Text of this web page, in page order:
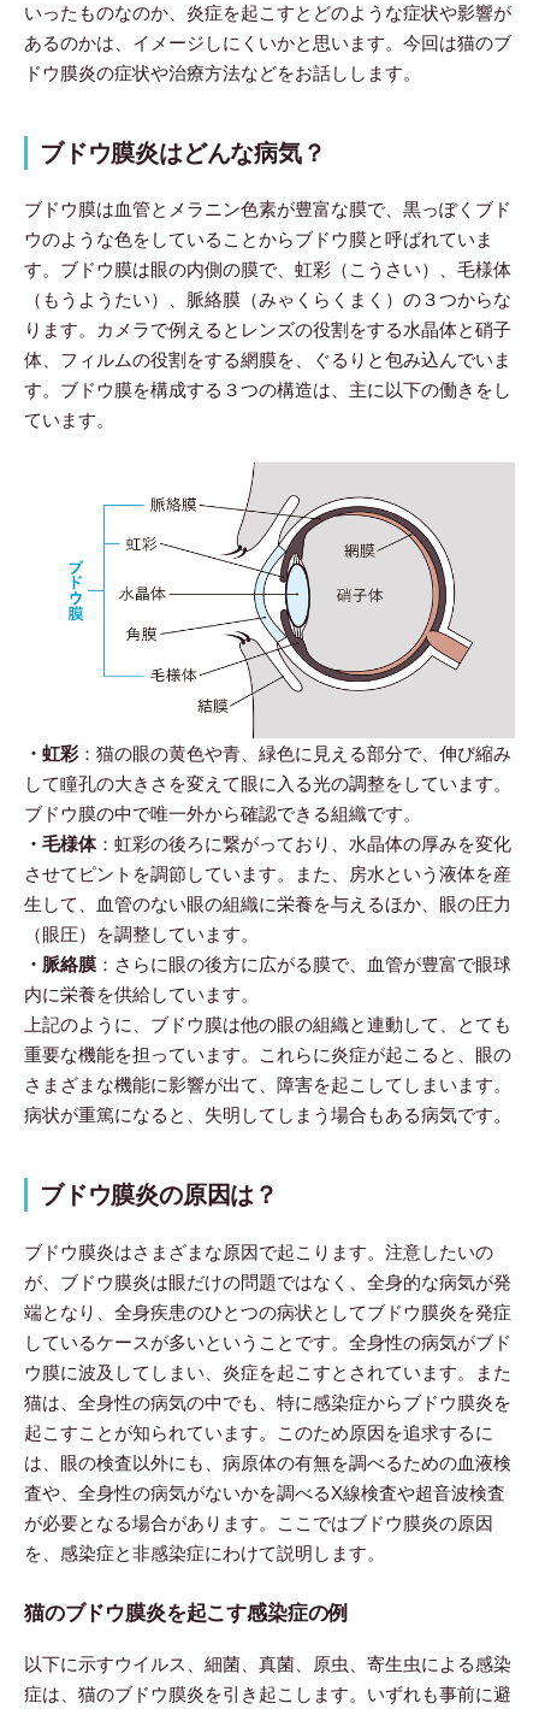
いったものなのか、炎症を起こすとどのような症状や影響が
あるのかは、イメージしにくいかと思います。今回は猫のブ
ドウ膜炎の症状や治療方法などをお話しします。
ブドウ膜炎はどんな病気？
ブドウ膜は血管とメラニン色素が豊富な膜で、黒っぽくブド
ウのような色をしていることからブドウ膜と呼ばれていま
す。ブドウ膜は眼の内側の膜で、虹彩（こうさい）、毛様体
（もうようたい）、脈絡膜（みゃくらくまく）の３つからな
ります。カメラで例えるとレンズの役割をする水晶体と硝子
体、フィルムの役割をする網膜を、ぐるりと包み込んでいま
す。ブドウ膜を構成する３つの構造は、主に以下の働きをし
ています。
・虹彩 ：猫の眼の黄色や青、緑色に見える部分で、伸び縮み
して瞳孔の大きさを変えて眼に入る光の調整をしています。
ブドウ膜の中で唯一外から確認できる組織です。
・毛様体：虹彩の後ろに繋がっており、水晶体の厚みを変化
させてピントを調節しています。また、房水という液体を産
生して、血管のない眼の組織に栄養を与えるほか、眼の圧力
（眼圧）を調整しています。
・脈絡膜 ：さらに眼の後方に広がる膜で、血管が豊富で眼球
内に栄養を供給しています。
上記のように、ブドウ膜は他の眼の組織と連動して、とても
重要な機能を担っています。これらに炎症が起こると、眼の
さまざまな機能に影響が出て、障害を起こしてしまいます。
病状が重篤になると、失明してしまう場合もある病気です。
ブドウ膜炎の原因は？
ブドウ膜炎はさまざまな原因で起こります。注意したいの
が、ブドウ膜炎は眼だけの問題ではなく、全身的な病気が発
端となり、全身疾患のひとつの病状としてブドウ膜炎を発症
しているケースが多いということです。全身性の病気がブド
ウ膜に波及してしまい、炎症を起こすとされています。また
猫は、全身性の病気の中でも、特に感染症からブドウ膜炎を
起こすことが知られています。このため原因を追求するに
は、眼の検査以外にも、病原体の有無を調べるための血液検
査や、全身性の病気がないかを調べるX線検査や超音波検査
が必要となる場合があります。ここではブドウ膜炎の原因
を、感染症と非感染症にわけて説明します。
猫のブドウ膜炎を起こす感染症の例
以下に示すウイルス、細菌、真菌、原虫、寄生虫による感染
症は、猫のブドウ膜炎を引き起こします。いずれも事前に避